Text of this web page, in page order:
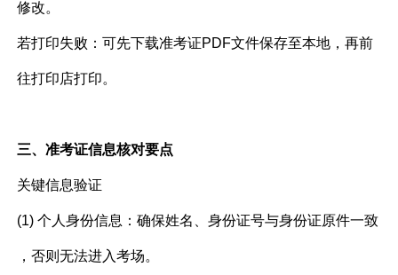
修改。
若打印失败：可先下载准考证PDF文件保存至本地，再前
往打印店打印。
三、准考证信息核对要点
关键信息验证​
(1) 个人身份信息：确保姓名、身份证号与身份证原件一致
，否则无法进入考场。